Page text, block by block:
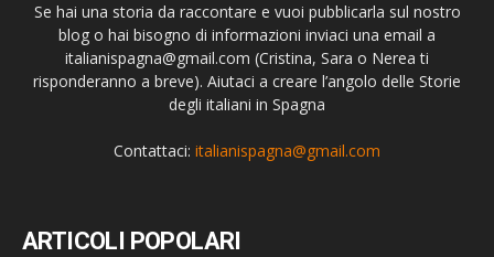
Se hai una storia da raccontare e vuoi pubblicarla sul nostro
blog o hai bisogno di informazioni inviaci una email a
italianispagna@gmail.com (Cristina, Sara o Nerea ti
risponderanno a breve). Aiutaci a creare l’angolo delle Storie
degli italiani in Spagna
Contattaci: italianispagna@gmail.com
ARTICOLI POPOLARI